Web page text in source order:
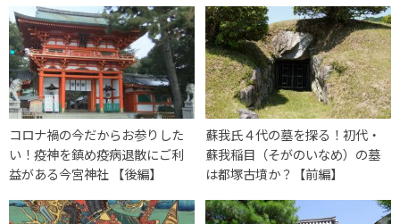
コロナ禍の今だからお参りした
い！疫神を鎮め疫病退散にご利
益がある今宮神社 【後編】
蘇我氏４代の墓を探る！初代・
蘇我稲目（そがのいなめ）の墓
は都塚古墳か？【前編】